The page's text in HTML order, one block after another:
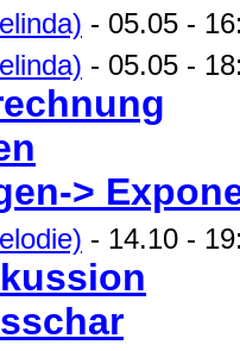
- 05.05 -
- 05.05 -
>
- 14.10 -